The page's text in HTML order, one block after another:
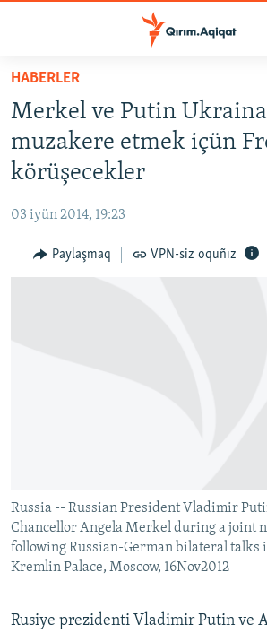
Esas
qaytmaq
Baş
navigatsiyağa
qaytmaq
Qıdıruvğa
qaytmaq
HABERLER
SİYASET
İQTİSADİYAT
MEDENİYET
İNSAN AQLARI
QOŞULIÑIZ!
HABERLER
Merkel ve Putin
muzakere etmek içün
körüşecekler
03 iyün 2014, 19:23
Paylaşmaq VPN-siz oquñız
Russia -- Russian President Vladimir
Chancellor Angela Merkel during a joint
following Russian-German bilateral talks
Kremlin Palace, Moscow, 16Nov2012
Rusiye prezidenti Vladimir Putin ve